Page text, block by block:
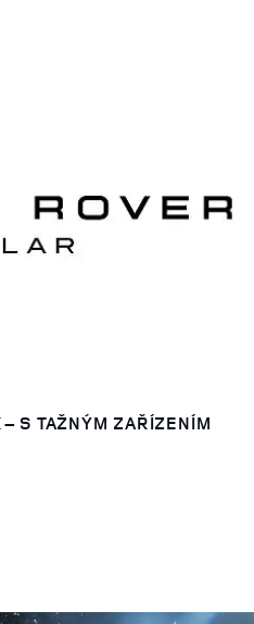
S TAŽNÝM ZAŘÍZENÍM